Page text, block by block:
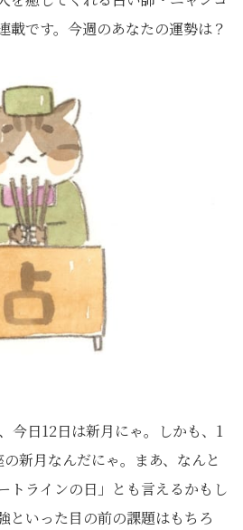
載です。今週のあなたの運勢は？
今日12日は新月にゃ。しかも、 1
新月なんだにゃ。まあ、なんと
トラインの日」とも言えるかもし
といった目の前の課題はもちろ